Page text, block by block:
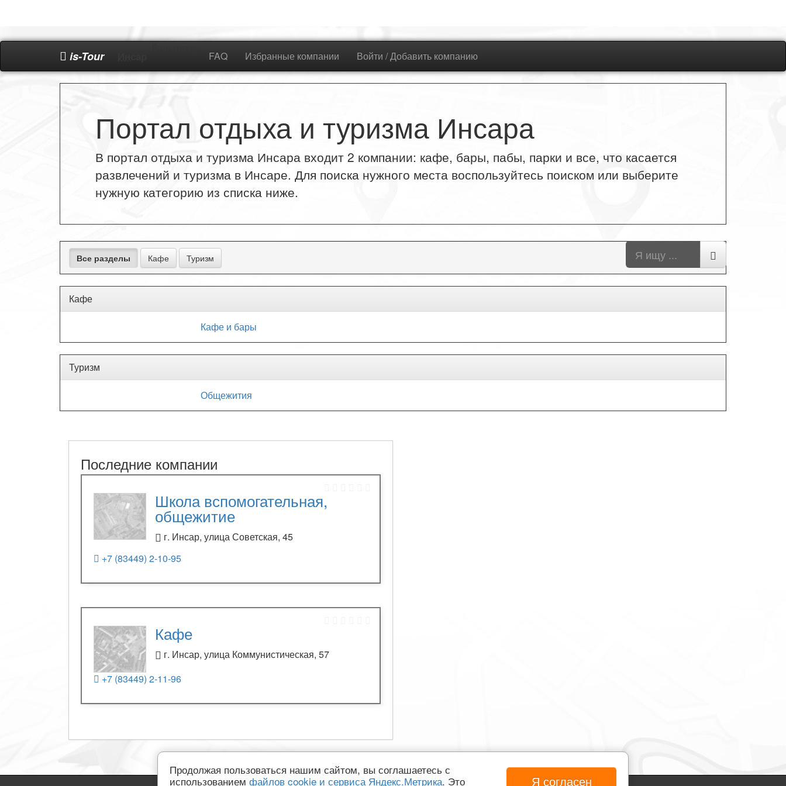
is-Tour FAQ Избранные компании Войти / Добавить компанию
Портал отдыха и туризма Инсара
В портал отдыха и туризма Инсара входит 2 компании: кафе, бары, пабы, парки и все, что касается
развлечений и туризма в Инсаре. Для поиска нужного места воспользуйтесь поиском или выберите
нужную категорию из списка ниже.
Все разделы Кафе Туризм
Кафе
Кафе и бары
Туризм
Общежития
Последние компании
Школа вспомогательная,
общежитие
г. Инсар, улица Советская, 45
+7 (83449) 2-10-95
Кафе
г. Инсар, улица Коммунистическая, 57
+7 (83449) 2-11-96
Продолжая пользоваться нашим сайтом, вы соглашаетесь с
использованием файлов cookie и сервиса Яндекс.Метрика. Это
Я согласен